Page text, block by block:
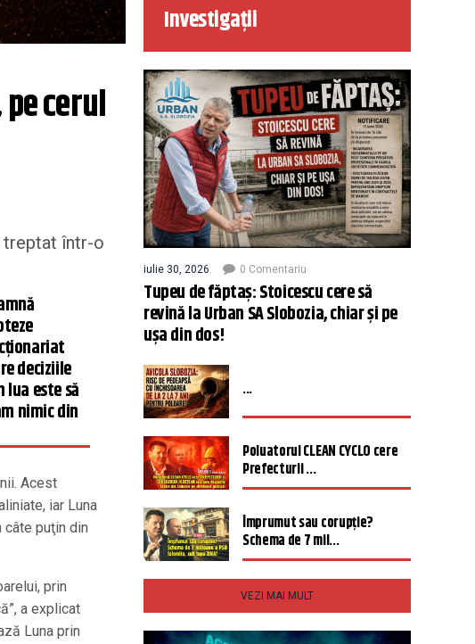
cerul
treptat într-o
deciziile
lua este să
nimic din
Acest
iar Luna
câte puţin din
prin
a explicat
Luna prin
Investigații
iulie 30, 2026 0 Comentariu
Tupeu de făptaș: Stoicescu cere să
revină la Urban SA Slobozia, chiar și pe
ușa din dos!
...
Poluatorul CLEAN CYCLO cere
Prefecturii ...
Împrumut sau corupție?
Schema de 7 mil...
VEZI MAI MULT